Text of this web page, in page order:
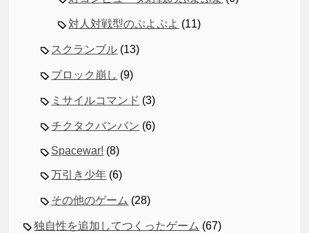
対人対戦型のぷよぷよ (11)
スクランブル (13)
ブロック崩し (9)
ミサイルコマンド (3)
チクタクバンバン (6)
Spacewar! (8)
万引き少年 (6)
その他のゲーム (28)
独自性を追加してつくったゲーム (67)